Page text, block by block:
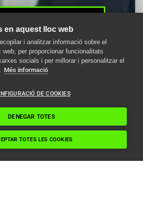
en aquest lloc web
i analitzar informació sobre el
web, per proporcionar funcionalitats
socials i per millorar i personalitzar el
Més informació
DE COOKIES
DENEGAR TOTES
TOTES LES COOKIES
important
la nova
en 2024
article